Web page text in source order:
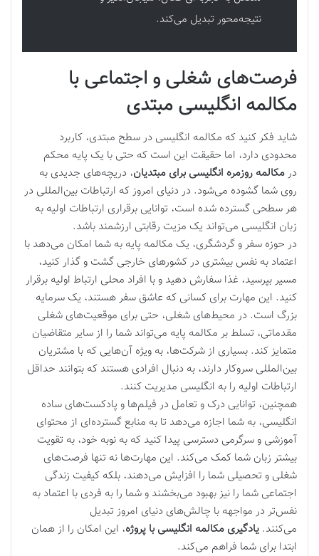
نتیجه‌محور تبدیل می‌کند.
فرصت‌های شغلی و اجتماعی با
مکالمه انگلیسی مبتدی
شاید فکر کنید که مکالمه انگلیسی در سطح مبتدی، کاربرد
محدودی دارد، اما حقیقت این است که حتی با یک پایه محکم
درمکالمه روزمره انگلیسی برای مبتدیان، دریچه‌های جدیدی به
روی شما گشوده می‌شود. در دنیای امروز که ارتباطات بین‌المللی در
هر سطحی گسترده شده است، توانایی برقراری ارتباطات اولیه به
زبان انگلیسی می‌تواند یک مزیت رقابتی ارزشمند باشد.
در حوزه سفر و گردشگری، یک مکالمه پایه به شما امکان می‌دهد با
اعتماد به نفس بیشتری در کشورهای خارجی گشت و گذار کنید،
مسیر بپرسید، غذا سفارش دهید و با افراد محلی ارتباط اولیه برقرار
کنید. این مهارت برای کسانی که عاشق سفر هستند، یک سرمایه
بزرگ است. در محیط‌های شغلی، حتی برای موقعیت‌های شغلی
مقدماتی، تسلط بر مکالمه پایه می‌تواند شما را از سایر متقاضیان
متمایز کند. بسیاری از شرکت‌ها، به ویژه آن‌هایی که با مشتریان
بین‌المللی سروکار دارند، به دنبال افرادی هستند که بتوانند حداقل
ارتباطات اولیه را به انگلیسی مدیریت کنند.
همچنین، توانایی درک و تعامل در فیلم‌ها و پادکست‌های ساده
انگلیسی، به شما اجازه می‌دهد تا به منابع گسترده‌ای از محتوای
آموزشی و سرگرمی دسترسی پیدا کنید که به نوبه خود، به تقویت
بیشتر زبان شما کمک می‌کند. این مهارت‌ها نه تنها فرصت‌های
شغلی و تحصیلی شما را افزایش می‌دهند، بلکه کیفیت زندگی
اجتماعی شما را نیز بهبود می‌بخشند و شما را به فردی با اعتماد به
نفس‌تر در مواجهه با چالش‌های دنیای امروز تبدیل
می‌کنند. یادگیری مکالمه انگلیسی با پروژه، این امکان را از همان
ابتدا برای شما فراهم می‌کند.